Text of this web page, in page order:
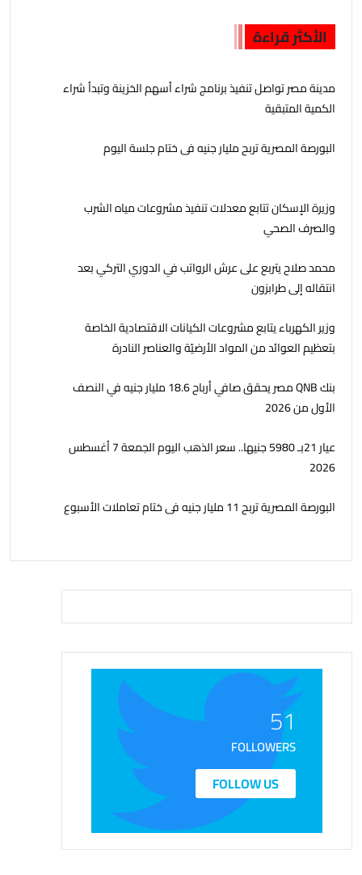
الأكثر قراءة
مدينة مصر تواصل تنفيذ برنامج شراء أسهم الخزينة وتبدأ شراء
الكمية المتبقية
البورصة المصرية تربح مليار جنيه فى ختام جلسة اليوم
وزيرة الإسكان تتابع معدلات تنفيذ مشروعات مياه الشرب
والصرف الصحي
محمد صلاح يتربع على عرش الرواتب في الدوري التركي بعد
انتقاله إلى طرابزون
وزير الكهرباء يتابع مشروعات الكيانات الاقتصادية الخاصة
بتعظيم العوائد من المواد الأرضيّة والعناصر النادرة
بنك QNB مصر يحقق صافي أرباح 18.6 مليار جنيه في النصف
الأول من 2026
عيار 21بـ 5980 جنيها.. سعر الذهب اليوم الجمعة 7 أغسطس
2026
البورصة المصرية تربح 11 مليار جنيه فى ختام تعاملات الأسبوع
51
FOLLOWERS
FOLLOW US